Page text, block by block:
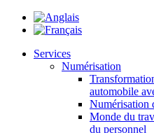
Services
Numérisation
automobile
Numérisation
Monde du
du personnel